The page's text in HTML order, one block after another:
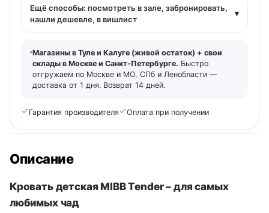
Ещё способы: посмотреть в зале, забронировать,
нашли дешевле, в вишлист
▾
Магазины в Туле и Калуге (живой остаток) + свои
склады в Москве и Санкт-Петербурге. Быстро
отгружаем по Москве и МО, СПб и Ленобласти —
доставка от 1 дня. Возврат 14 дней.
Гарантия производителя Оплата при получении
Описание
Кровать детская MIBB Tender – для самых
любимых чад